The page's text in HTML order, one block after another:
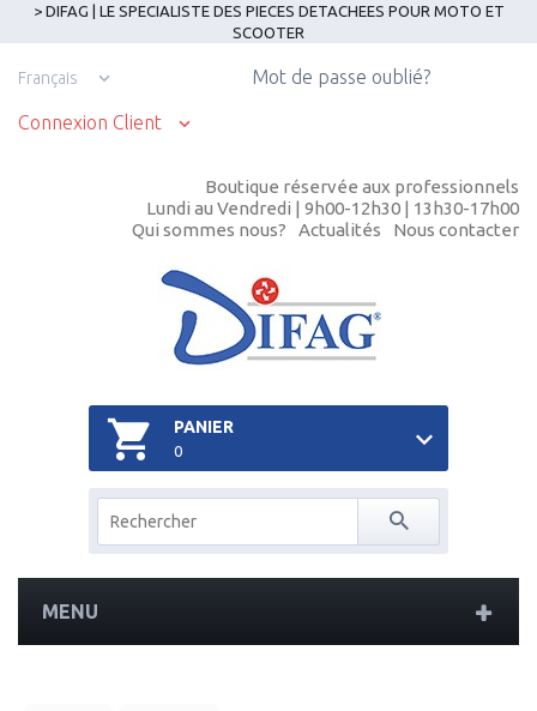
> DIFAG | LE SPECIALISTE DES PIECES DETACHEES POUR MOTO ET
SCOOTER
Français
Connexion Client
Mot de passe oublié?
Boutique réservée aux professionnels
Lundi au Vendredi | 9h00-12h30 | 13h30-17h00
Qui sommes nous?
Actualités Nous contacter
PANIER
0
MENU